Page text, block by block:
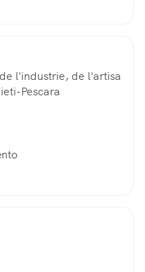
l'industrie, de l'artisa
Pescara